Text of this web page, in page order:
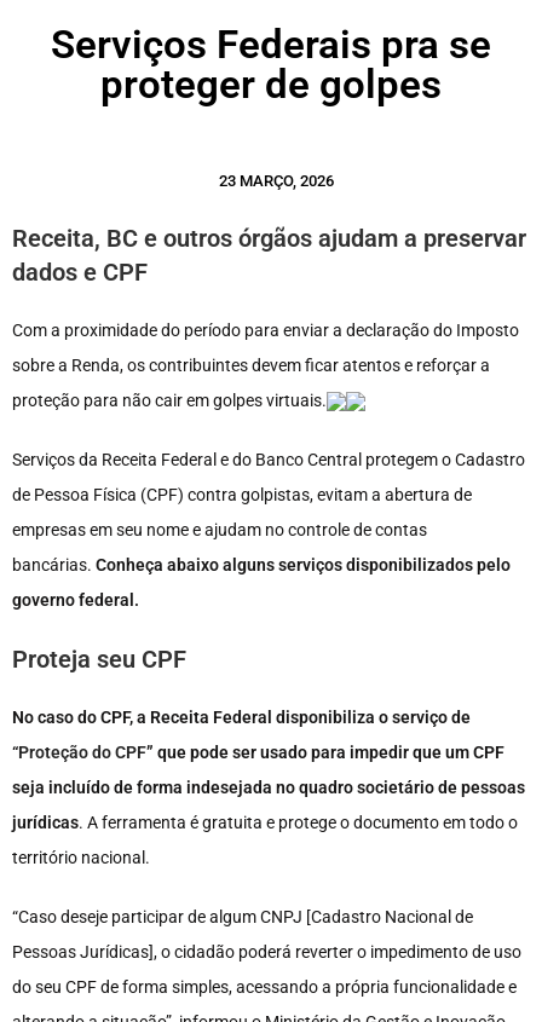
Serviços Federais pra se
proteger de golpes
23 MARÇO, 2026
Receita, BC e outros órgãos ajudam a preservar
dados e CPF
Com a proximidade do período para enviar a declaração do Imposto
sobre a Renda, os contribuintes devem ficar atentos e reforçar a
proteção para não cair em golpes virtuais.
Serviços da Receita Federal e do Banco Central protegem o Cadastro
de Pessoa Física (CPF) contra golpistas, evitam a abertura de
empresas em seu nome e ajudam no controle de contas
bancárias. Conheça abaixo alguns serviços disponibilizados pelo
governo federal.
Proteja seu CPF
No caso do CPF,a Receita Federal disponibiliza o serviço de
“Proteção do CPF” que pode ser usado para impedir que um CPF
seja incluído de forma indesejada no quadro societário de pessoas
jurídicas. A ferramenta é gratuita e protege o documento em todo o
território nacional.
“Caso deseje participar de algum CNPJ [Cadastro Nacional de
Pessoas Jurídicas], o cidadão poderá reverter o impedimento de uso
do seu CPF de forma simples, acessando a própria funcionalidade e